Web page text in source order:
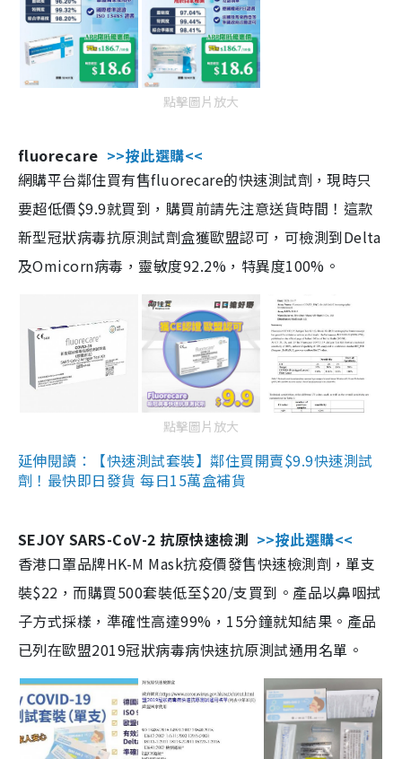
點擊圖片放大
fluorecare >>按此選購<<
網購平台鄰住買有售fluorecare的快速測試劑，現時只
要超低價$9.9就買到，購買前請先注意送貨時間！這款
新型冠狀病毒抗原測試劑盒獲歐盟認可，可檢測到Delta
及Omicorn病毒，靈敏度92.2%，特異度100%。
點擊圖片放大
延伸閱讀：【快速測試套裝】鄰住買開賣$9.9快速測試
劑！最快即日發貨 每日15萬盒補貨
SEJOY SARS-CoV-2 抗原快速檢測 >>按此選購<<
香港口罩品牌HK-M Mask抗疫價發售快速檢測劑，單支
裝$22，而購買500套裝低至$20/支買到。產品以鼻咽拭
子方式採樣，準確性高達99%，15分鐘就知結果。產品
已列在歐盟2019冠狀病毒病快速抗原測試通用名單。